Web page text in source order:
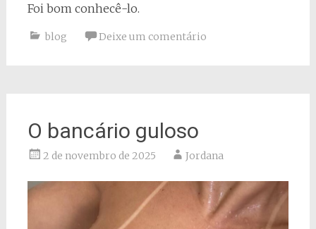
Foi bom conhecê-lo.
blog Deixe um comentário
O bancário guloso
2 de novembro de 2025 Jordana